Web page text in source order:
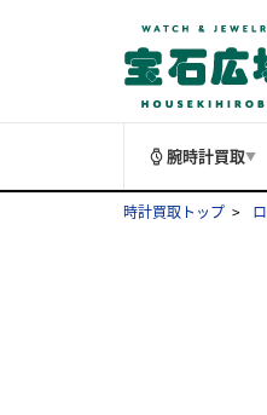
腕時計買取▼
時計買取トップ